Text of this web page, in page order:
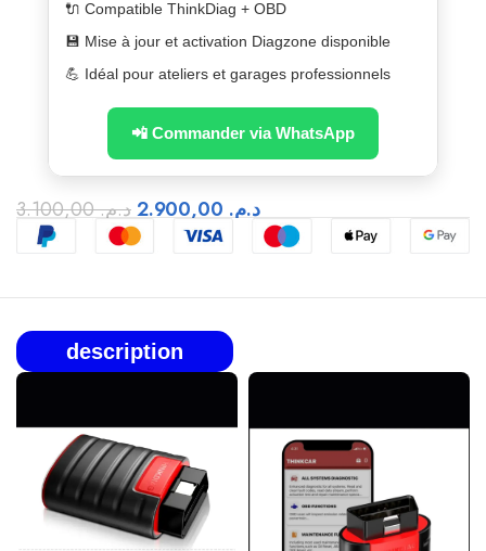
🔌 Compatible ThinkDiag + OBD
💾 Mise à jour et activation Diagzone disponible
💪 Idéal pour ateliers et garages professionnels
📲 Commander via WhatsApp
د.م.3.100,00 د.م.2.900,00
description